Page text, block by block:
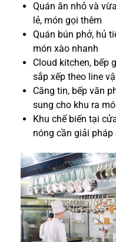
Quán ăn nhỏ và
lẻ, món gọi thêm
Quán bún phở, hủ
món xào nhanh
Cloud kitchen, bếp
sắp xếp theo line
Căng tin, bếp văn
sung cho khu ra
Khu chế biến tại
nóng cần giải pháp